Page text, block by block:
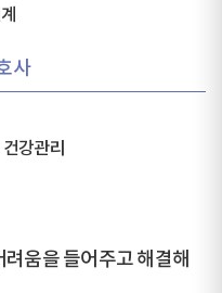
사
강관리
려움을 들어주고 해결해